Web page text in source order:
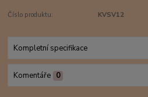
Číslo produktu: KVSV12
Kompletní specifikace
Komentáře 0